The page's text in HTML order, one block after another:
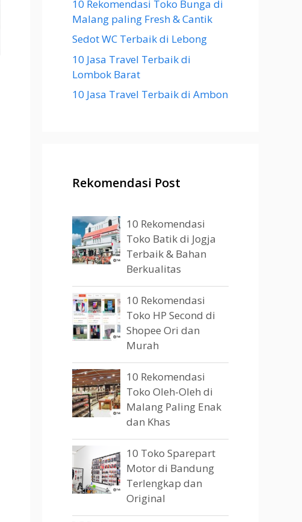
10 Rekomendasi Toko Bunga di
Malang paling Fresh & Cantik
Sedot WC Terbaik di Lebong
10 Jasa Travel Terbaik di
Lombok Barat
10 Jasa Travel Terbaik di Ambon
Rekomendasi Post
10 Rekomendasi
Toko Batik di Jogja
Terbaik & Bahan
Berkualitas
10 Rekomendasi
Toko HP Second di
Shopee Ori dan
Murah
10 Rekomendasi
Toko Oleh-Oleh di
Malang Paling Enak
dan Khas
10 Toko Sparepart
Motor di Bandung
Terlengkap dan
Original